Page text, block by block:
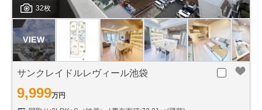
32枚
サンクレイドルレヴィール池袋
9,999万円